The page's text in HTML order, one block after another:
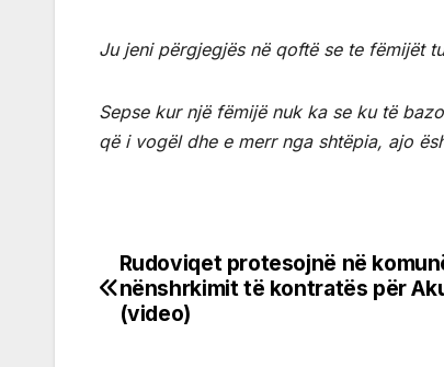
Ju jeni përgjegjës në qoftë se te fëmijët
Sepse kur një fëmijë nuk ka se ku të
që i vogël dhe e merr nga shtëpia, ajo
Post
navigation
Rudoviqet protesojnë në
nënshrkimit të kontratës për
(video)